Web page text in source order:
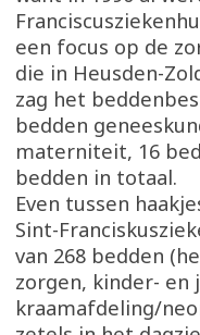
een focus op de
die in Heusden-
zag het
bedden
materniteit, 16
bedden in totaal.
Even tussen
Sint-
van 268 bedden
zorgen, kinder- en
kraamafdeling/